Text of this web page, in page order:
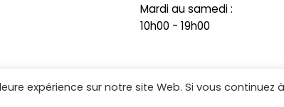
Mardi au samedi :
10h00 - 19h00
expérience sur notre site Web. Si vous continuez